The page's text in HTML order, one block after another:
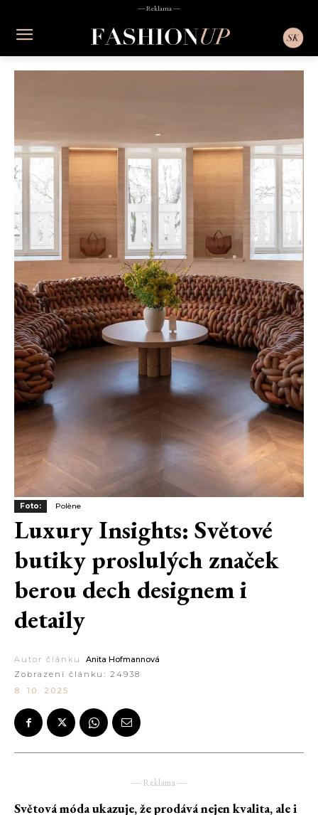
― Reklama ―
Foto: Polène
Luxury Insights: Světové
butiky proslulých značek
berou dech designem i
detaily
Autor článku: Anita Hofmannová
Zobrazení článku: 24938
8. 10. 2025
― Reklama ―
Světová móda ukazuje, že prodává nejen kvalita, ale i